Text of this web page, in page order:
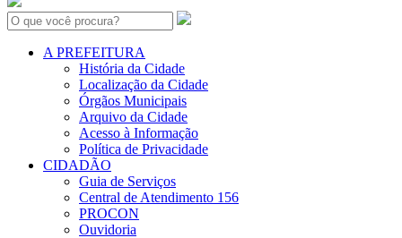
Search:
A PREFEITURA
História da Cidade
Localização da Cidade
Órgãos Municipais
Arquivo da Cidade
Acesso à Informação
Política de Privacidade
CIDADÃO
Guia de Serviços
Central de Atendimento 156
PROCON
Ouvidoria